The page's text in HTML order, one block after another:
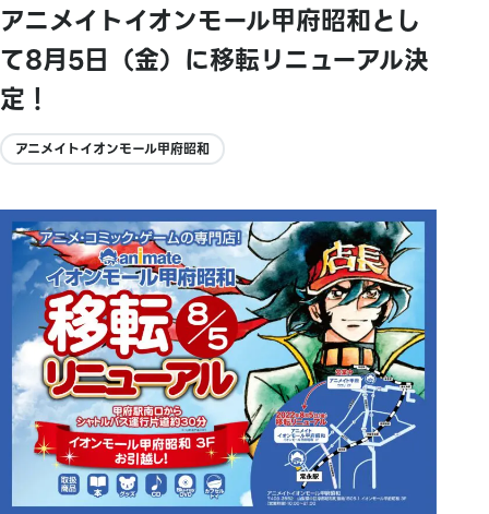
アニメイトイオンモール甲府昭和とし
て8月5日（金）に移転リニューアル決
定！
アニメイトイオンモール甲府昭和